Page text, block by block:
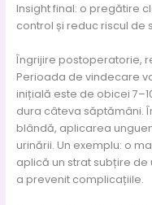
Insight final: o pregătire
control și reduc riscul de
Îngrijire postoperatorie,
Perioada de vindecare
inițială este de obicei
dura câteva săptămâni.
blândă, aplicarea
urinării. Un exemplu: o
aplică un strat subțire
a prevenit complicațiile.